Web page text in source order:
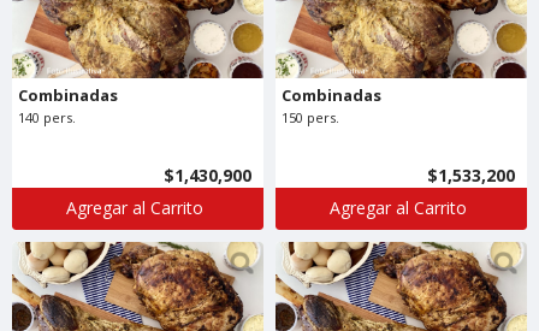
Combinadas
140 pers.
$1,430,900
Agregar al Carrito
Combinadas
150 pers.
$1,533,200
Agregar al Carrito